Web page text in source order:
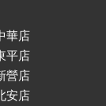
華店
平店
營店
安店